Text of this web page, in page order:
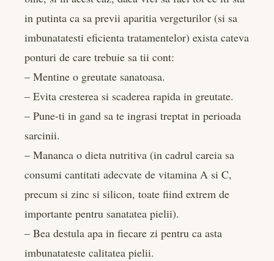
in putinta ca sa previi aparitia vergeturilor (si sa
imbunatatesti eficienta tratamentelor) exista cateva
ponturi de care trebuie sa tii cont:
– Mentine o greutate sanatoasa.
– Evita cresterea si scaderea rapida in greutate.
– Pune-ti in gand sa te ingrasi treptat in perioada
sarcinii.
– Mananca o dieta nutritiva (in cadrul careia sa
consumi cantitati adecvate de vitamina A si C,
precum si zinc si silicon, toate fiind extrem de
importante pentru sanatatea pielii).
– Bea destula apa in fiecare zi pentru ca asta
imbunatateste calitatea pielii.